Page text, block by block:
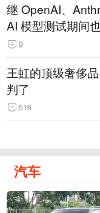
继 OpenAI、
AI 模型测试期间
9
王虹的顶级奢侈
判了
516
汽车